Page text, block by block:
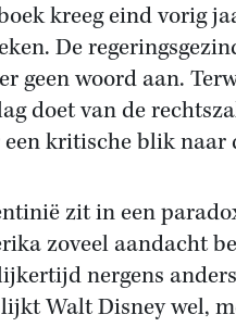
kreeg eind vorig
De
geen woord aan.
doet van de
kritische blik naar
zit in een
zoveel aandacht
nergens
lijkt Walt Disney wel,